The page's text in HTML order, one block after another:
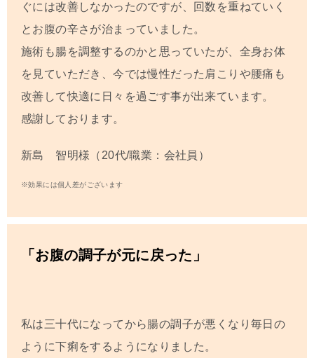
ぐには改善しなかったのですが、回数を重ねていく
とお腹の辛さが治まっていました。
施術も腸を調整するのかと思っていたが、全身お体
を見ていただき、今では慢性だった肩こりや腰痛も
改善して快適に日々を過ごす事が出来ています。
感謝しております。
新島 智明様（20代/職業：会社員）
※効果には個人差がございます
「お腹の調子が元に戻った」
私は三十代になってから腸の調子が悪くなり毎日の
ように下痢をするようになりました。